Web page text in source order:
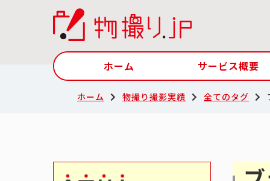
ホーム サービス概要
ホーム 物撮り撮影実績 全てのタグ